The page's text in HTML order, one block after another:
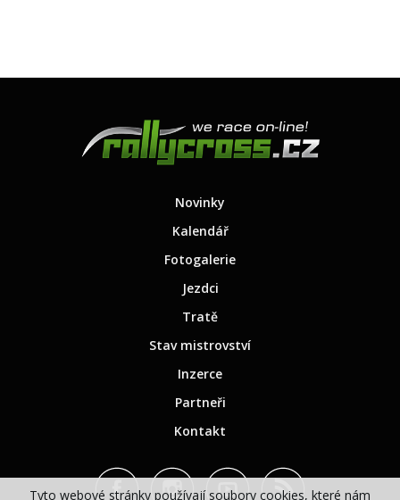
Tyto webové stránky používají soubory cookies, které nám
Novinky
Kalendář
Fotogalerie
Jezdci
Tratě
Stav mistrovství
Inzerce
Partneři
Kontakt